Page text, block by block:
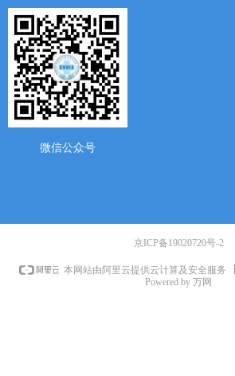
微信公众号
京ICP备19020720号-2
本网站由阿里云提供云计算及安全服务
Powered by 万网